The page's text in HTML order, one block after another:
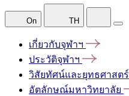
On TH
เกี่ยวกับจุฬาฯ
ประวัติจุฬาฯ
วิสัยทัศน์และยุทธศาสตร์
อัตลักษณ์มหาวิทยาลัย